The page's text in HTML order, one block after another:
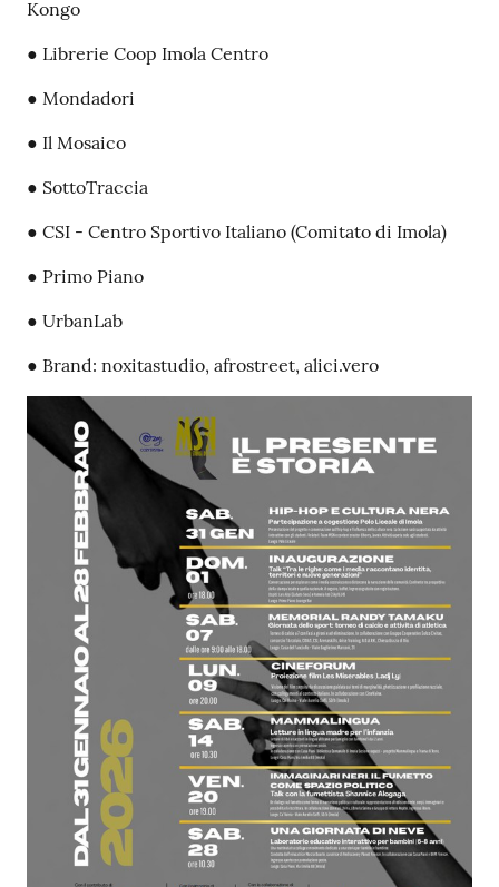
Kongo
● Librerie Coop Imola Centro
● Mondadori
● Il Mosaico
● SottoTraccia
● CSI - Centro Sportivo Italiano (Comitato di Imola)
● Primo Piano
● UrbanLab
● Brand: noxitastudio, afrostreet, alici.vero